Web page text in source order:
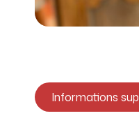
Informations